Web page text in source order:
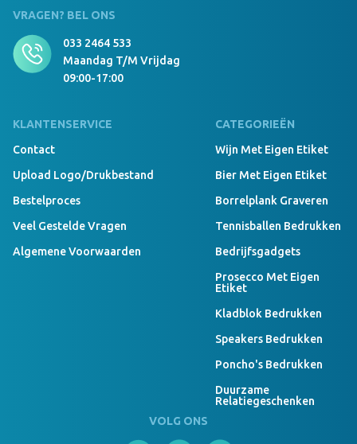
VRAGEN? BEL ONS
033 2464 533
Maandag T/m Vrijdag
09:00-17:00
KLANTENSERVICE
Contact
Upload Logo/drukbestand
Bestelproces
Veel Gestelde Vragen
Algemene Voorwaarden
CATEGORIEËN
Wijn Met Eigen Etiket
Bier Met Eigen Etiket
Borrelplank Graveren
Tennisballen Bedrukken
Bedrijfsgadgets
Prosecco Met Eigen
Etiket
Kladblok Bedrukken
Speakers Bedrukken
Poncho's Bedrukken
Duurzame
Relatiegeschenken
VOLG ONS